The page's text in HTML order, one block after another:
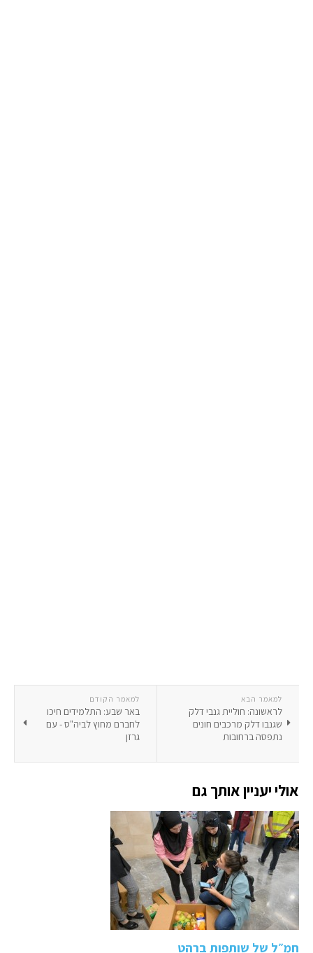
למאמר הקודם
באר שבע: התלמידים חיכו
לחברם מחוץ לביה"ס - עם
גרזן
למאמר הבא
לראשונה: חוליית גנבי דלק
שגנבו דלק מרכבים חונים
נתפסה ברחובות
אולי יעניין אותך גם
חמ״ל של שותפות ברהט